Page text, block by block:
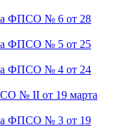
ФПСО № 6 от 28
ФПСО № 5 от 25
ФПСО № 4 от 24
№ II от 19 марта
ФПСО № 3 от 19